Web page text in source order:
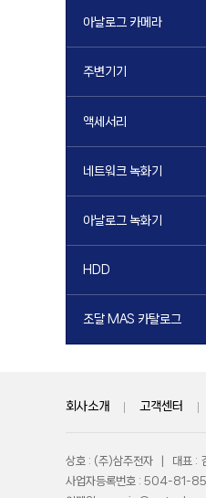
아날로그 카메라
주변기기
액세서리
네트워크 녹화기
아날로그 녹화기
HDD
조달 MAS 카탈로그
회사소개 | 고객센터 |
상호 : (주)삼주전자 | 대표 :
사업자등록번호 : 504-81-